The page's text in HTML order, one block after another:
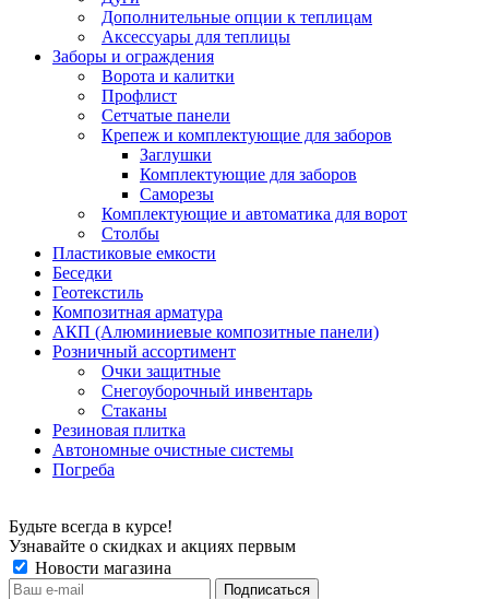
Дополнительные опции к теплицам
Аксессуары для теплицы
Заборы и ограждения
Ворота и калитки
Профлист
Сетчатые панели
Крепеж и комплектующие для заборов
Заглушки
Комплектующие для заборов
Саморезы
Комплектующие и автоматика для ворот
Столбы
Пластиковые емкости
Беседки
Геотекстиль
Композитная арматура
АКП (Алюминиевые композитные панели)
Розничный ассортимент
Очки защитные
Снегоуборочный инвентарь
Стаканы
Резиновая плитка
Автономные очистные системы
Погреба
Будьте всегда в курсе!
Узнавайте о скидках и акциях первым
Новости магазина